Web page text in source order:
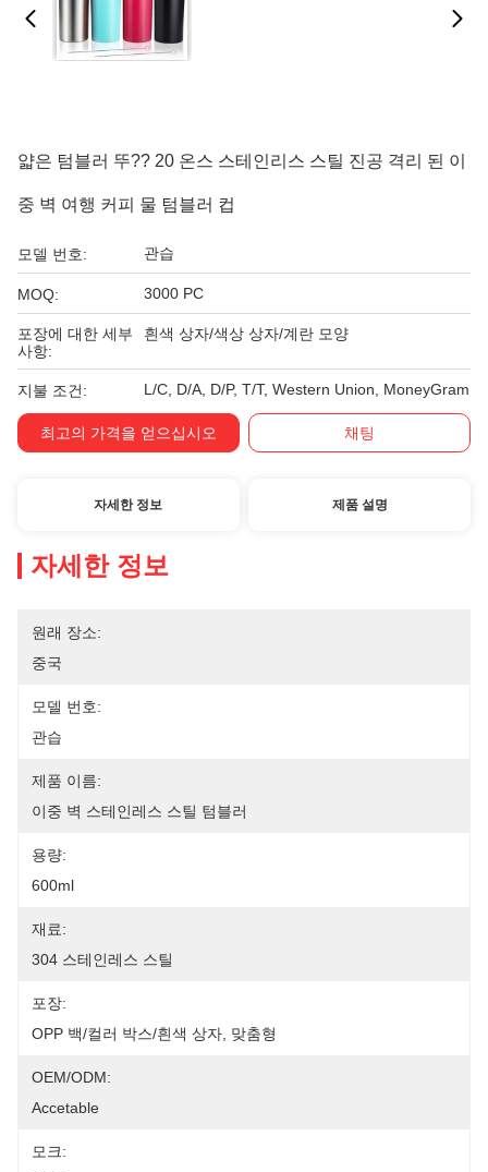
얇은 텀블러 뚜?? 20 온스 스테인리스 스틸 진공 격리 된 이
중 벽 여행 커피 물 텀블러 컵
모델 번호: 관습
MOQ: 3000 PC
포장에 대한 세부
사항:
흰색 상자/색상 상자/계란 모양
지불 조건: L/C, D/A, D/P, T/T, Western Union, MoneyGram
최고의 가격을 얻으십시오 채팅
자세한 정보 제품 설명
자세한 정보
원래 장소:
중국
모델 번호:
관습
제품 이름:
이중 벽 스테인레스 스틸 텀블러
용량:
600ml
재료:
304 스테인레스 스틸
포장:
OPP 백/컬러 박스/흰색 상자, 맞춤형
OEM/ODM:
Accetable
모크: